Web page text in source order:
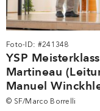
Foto-ID: #241348
YSP
Martineau
Manuel
© SF/Marco Borrelli